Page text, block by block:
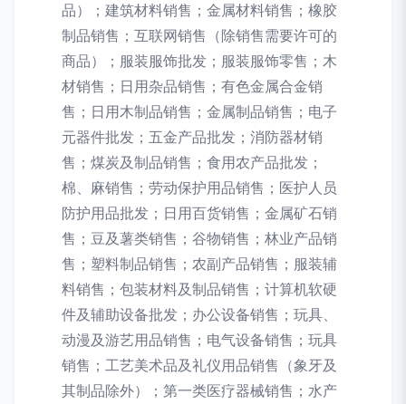
品）；建筑材料销售；金属材料销售；橡胶
制品销售；互联网销售（除销售需要许可的
商品）；服装服饰批发；服装服饰零售；木
材销售；日用杂品销售；有色金属合金销
售；日用木制品销售；金属制品销售；电子
元器件批发；五金产品批发；消防器材销
售；煤炭及制品销售；食用农产品批发；
棉、麻销售；劳动保护用品销售；医护人员
防护用品批发；日用百货销售；金属矿石销
售；豆及薯类销售；谷物销售；林业产品销
售；塑料制品销售；农副产品销售；服装辅
料销售；包装材料及制品销售；计算机软硬
件及辅助设备批发；办公设备销售；玩具、
动漫及游艺用品销售；电气设备销售；玩具
销售；工艺美术品及礼仪用品销售（象牙及
其制品除外）；第一类医疗器械销售；水产